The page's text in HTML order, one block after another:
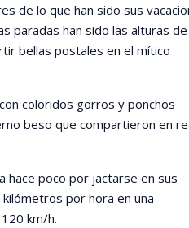
de lo que han sido sus
paradas han sido las alturas de
bellas postales en el mítico
coloridos gorros y ponchos
beso que compartieron en
hace poco por jactarse en sus
por hora en una
km/h.